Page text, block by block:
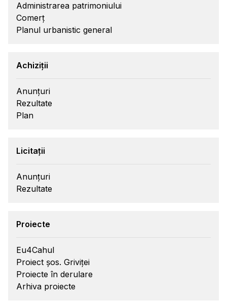
Administrarea patrimoniului
Comerț
Planul urbanistic general
Achiziții
Anunțuri
Rezultate
Plan
Licitații
Anunțuri
Rezultate
Proiecte
Eu4Cahul
Proiect șos. Griviței
Proiecte în derulare
Arhiva proiecte